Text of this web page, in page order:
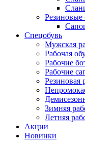
Резиновые
Спецобувь
Мужская
Рабочая
Рабочие
Рабочие
Резиновая
Зимняя
Летняя
Акции
Новинки